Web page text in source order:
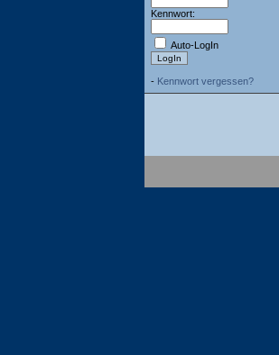
Kennwort:
Auto-LogIn
- Kennwort vergessen?